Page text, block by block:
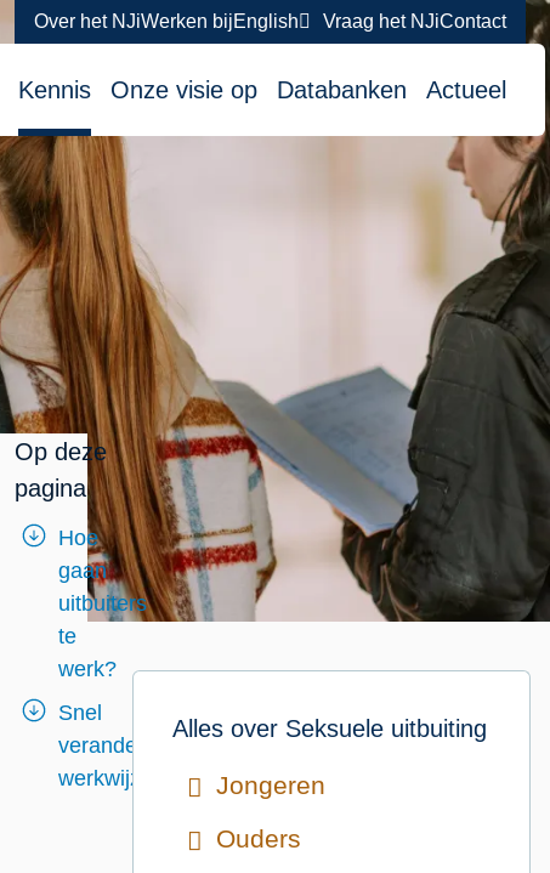
Over het NJiWerken bijEnglish Vraag het NJiContact
Kennis Onze visie op Databanken Actueel
Op deze
pagina
Hoe
gaan
uitbuiters
te
werk?
Snel
veranderende
werkwijze
Alles over Seksuele uitbuiting
Jongeren
Ouders